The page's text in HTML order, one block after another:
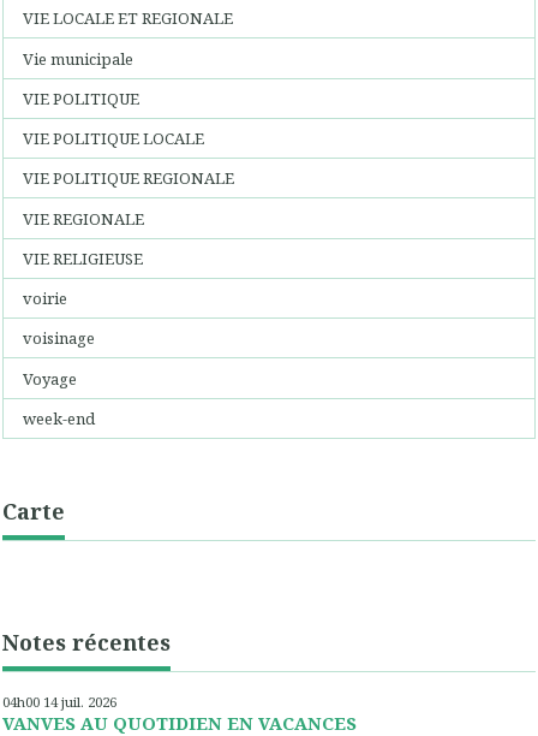
VIE LOCALE ET REGIONALE
Vie municipale
VIE POLITIQUE
VIE POLITIQUE LOCALE
VIE POLITIQUE REGIONALE
VIE REGIONALE
VIE RELIGIEUSE
voirie
voisinage
Voyage
week-end
Carte
Notes récentes
04h00 14 juil. 2026
VANVES AU QUOTIDIEN EN VACANCES